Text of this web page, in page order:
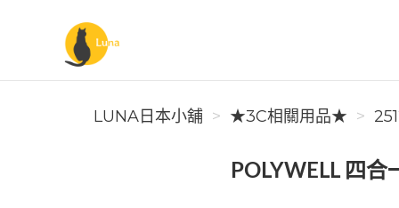
Luna日本小舖
LUNA日本小舖
★3C相關用品★
POLYWELL 四